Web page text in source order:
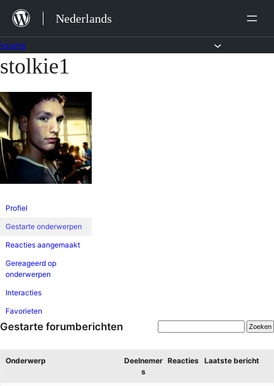
naar
de
inhoud
Nederlands
Ga
de
inhoud
stolkie1
Profiel
Gestarte onderwerpen
Reacties aangemaakt
Gereageerd op
onderwerpen
Interacties
Favorieten
Gestarte forumberichten
Onderwerp
Deelnemer
s
Reacties Laatste bericht